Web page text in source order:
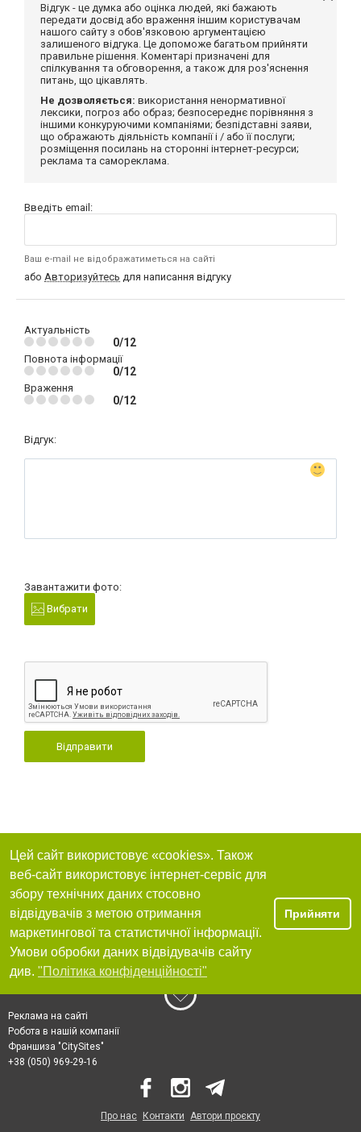
Відгук - це думка або оцінка людей, які бажають
передати досвід або враження іншим користувачам
нашого сайту з обов'язковою аргументацією
залишеного відгука. Це допоможе багатьом прийняти
правильне рішення. Коментарі призначені для
спілкування та обговорення, а також для роз'яснення
питань, що цікавлять.
Не дозволяється: використання ненормативної
лексики, погроз або образ; безпосереднє порівняння з
іншими конкуруючими компаніями; безпідставні заяви,
що ображають діяльність компанії і / або її послуги;
розміщення посилань на сторонні інтернет-ресурси;
реклама та самореклама.
Введіть email:
Ваш e-mail не відображатиметься на сайті
або Авторизуйтесь для написання відгуку
Актуальність
0/12
Повнота інформації
0/12
Враження
0/12
Відгук:
Завантажити фото:
Вибрати
Відправити
Цей сайт використовує «cookies». Також
веб-сайт використовує інтернет-сервіс для
збору технічних даних стосовно
відвідувачів з метою отримання
маркетингової та статистичної інформації.
Умови обробки даних відвідувачів сайту
див. "Політика конфіденційності"
Прийняти
Реклама на сайті
Робота в нашій компанії
Франшиза "CitySites"
+38 (050) 969-29-16
Про нас Контакти Автори проєкту